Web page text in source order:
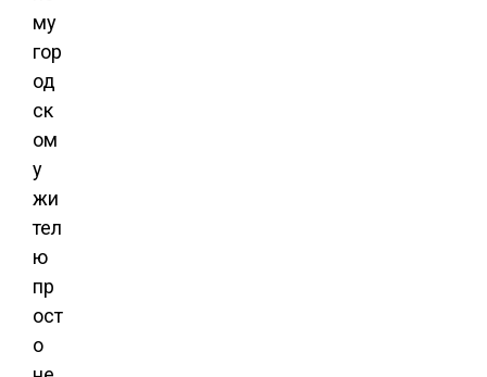
му
гор
од
ск
ом
у
жи
тел
ю
пр
ост
о